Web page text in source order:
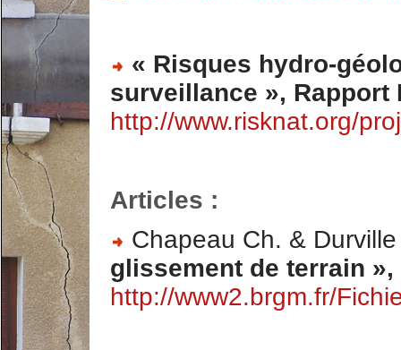
« Risques hydro-
surveillance », Rapport
http://www.risknat.org/
Articles :
Chapeau Ch. &
glissement de terrain »,
http://www2.brgm.fr/